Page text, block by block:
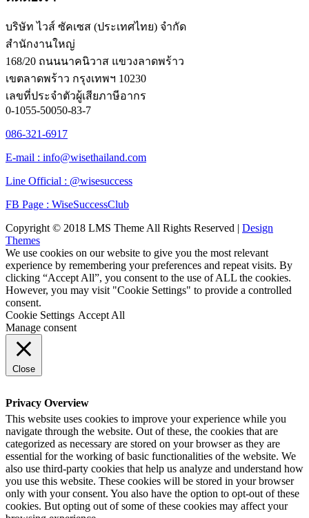
บริษัท ไวส์ ซัคเซส (ประเทศไทย) จำกัด
สำนักงานใหญ่
168/20 ถนนนาคนิวาส แขวงลาดพร้าว
เขตลาดพร้าว กรุงเทพฯ 10230
เลขที่ประจำตัวผู้เสียภาษีอากร
0-1055-50050-83-7
086-321-6917
E-mail : info@wisethailand.com
Line Official : @wisesuccess
FB Page : WiseSuccessClub
Copyright © 2018 LMS Theme All Rights Reserved | Design
Themes
We use cookies on our website to give you the most relevant
experience by remembering your preferences and repeat visits. By
clicking “Accept All”, you consent to the use of ALL the cookies.
However, you may visit "Cookie Settings" to provide a controlled
consent.
Cookie Settings Accept All
Manage consent
Close
Privacy Overview
This website uses cookies to improve your experience while you
navigate through the website. Out of these, the cookies that are
categorized as necessary are stored on your browser as they are
essential for the working of basic functionalities of the website. We
also use third-party cookies that help us analyze and understand how
you use this website. These cookies will be stored in your browser
only with your consent. You also have the option to opt-out of these
cookies. But opting out of some of these cookies may affect your